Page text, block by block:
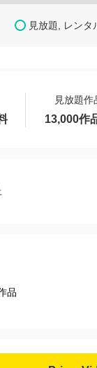
見放題, レンタ
見放題作
13,000作
品